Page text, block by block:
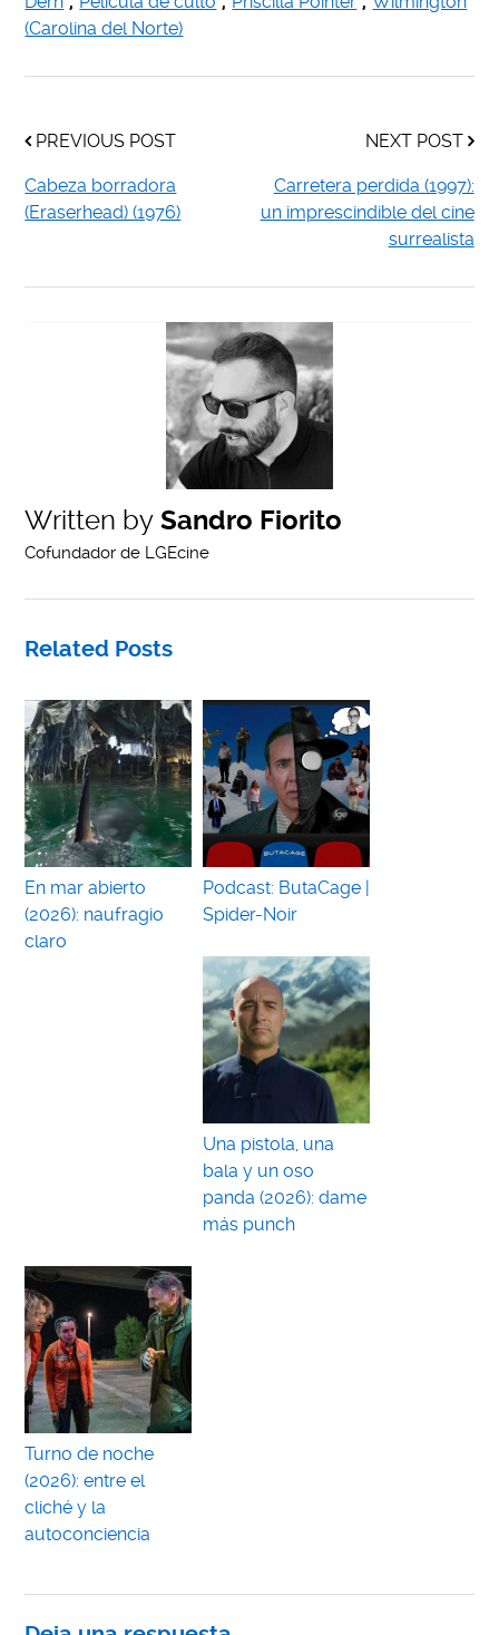
(Carolina del Norte)
PREVIOUS POST
Cabeza borradora
(Eraserhead) (1976)
NEXT POST
Carretera perdida (1997):
un imprescindible del cine
surrealista
Written by Sandro Fiorito
Cofundador de LGEcine
Related Posts
En mar abierto
(2026): naufragio
claro
Podcast: ButaCage |
Spider-Noir
Una pistola, una
bala y un oso
panda (2026): dame
más punch
Turno de noche
(2026): entre el
cliché y la
autoconciencia